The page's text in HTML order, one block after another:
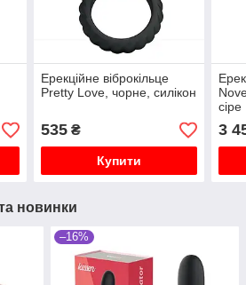
Ерекційне віброкільце
Pretty Love, чорне, силікон
535₴
Купити
сіре
3
новинки
–16%